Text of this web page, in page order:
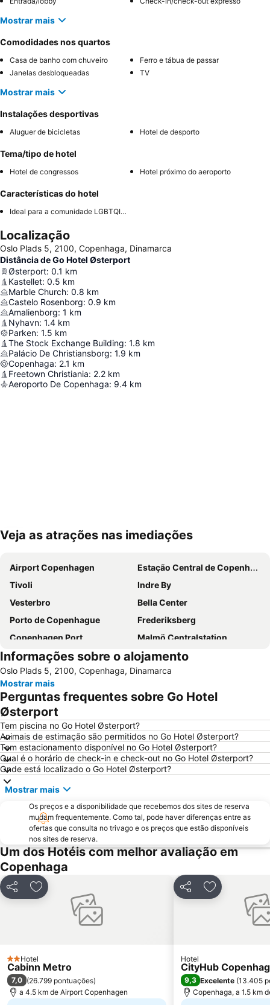
Mostrar mais
Comodidades nos quartos
Casa de banho com chuveiro
Ferro e tábua de passar
Janelas desbloqueadas
TV
Mostrar mais
Instalações desportivas
Aluguer de bicicletas Hotel de desporto
Tema/tipo de hotel
Hotel de congressos Hotel próximo do aeroporto
Características do hotel
Ideal para a comunidade LGBTQIA+
Localização
Oslo Plads 5, 2100, Copenhaga, Dinamarca
Distância de Go Hotel Østerport
Østerport: 0.1 km
Kastellet: 0.5 km
Marble Church: 0.8 km
Castelo Rosenborg: 0.9 km
Amalienborg: 1 km
Nyhavn: 1.4 km
Parken: 1.5 km
The Stock Exchange Building: 1.8 km
Palácio De Christiansborg: 1.9 km
Copenhaga: 2.1 km
Freetown Christiania: 2.2 km
Aeroporto De Copenhaga: 9.4 km
Ampliar mapa
Veja as atrações nas imediações
Airport Copenhagen
Estação Central de Copenhague
Tivoli
Indre By
Vesterbro
Bella Center
Porto de Copenhague
Frederiksberg
Copenhagen Port
Malmö Centralstation
Østerbro
Islands Brygge
Nørrebro
Nyhavn
Parken Stadium
Royal Copenhagen
Praça da Prefeitura
Ørestad
Triangeln
Malmö Centrum
Castelo Rosenborg
Estação Nørreport
Night of Culture
EU BC&E
Københavns Bymuseum
Copenhagen City Hop-on Hop-off Mermaid Tour
Dyrehaven-Parque dos Cervos
Malmö rådhus
Malmö Arena
Roskilde Station
Lunds Universitet
Operaen
Christiania
Ballerup Centret
Informações sobre o alojamento
Oslo Plads 5, 2100, Copenhaga, Dinamarca
Mostrar mais
Perguntas frequentes sobre Go Hotel
Østerport
Tem piscina no Go Hotel Østerport?
Animais de estimação são permitidos no Go Hotel Østerport?
Tem estacionamento disponível no Go Hotel Østerport?
Qual é o horário de check-in e check-out no Go Hotel Østerport?
Onde está localizado o Go Hotel Østerport?
Mostrar mais
Os preços e a disponibilidade que recebemos dos sites de reserva
mudam frequentemente. Como tal, pode haver diferenças entre as
ofertas que consulta no trivago e os preços que estão disponíveis
nos sites de reserva.
Um dos Hotéis com melhor avaliação em
Copenhaga
PartilharAdicionar aos favoritos
2 Estrelas
Hotel
Cabinn Metro
7,0 (26.799 pontuações)
a 4.5 km de Airport Copenhagen
PartilharAdicionar
Hotel
CityHub
9,3 Excelente (13.405
Copenhaga, a 1.5 km